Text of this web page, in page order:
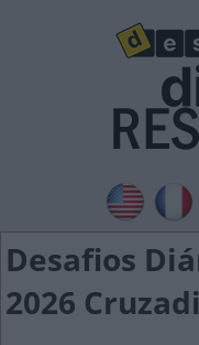
Desafios
2026